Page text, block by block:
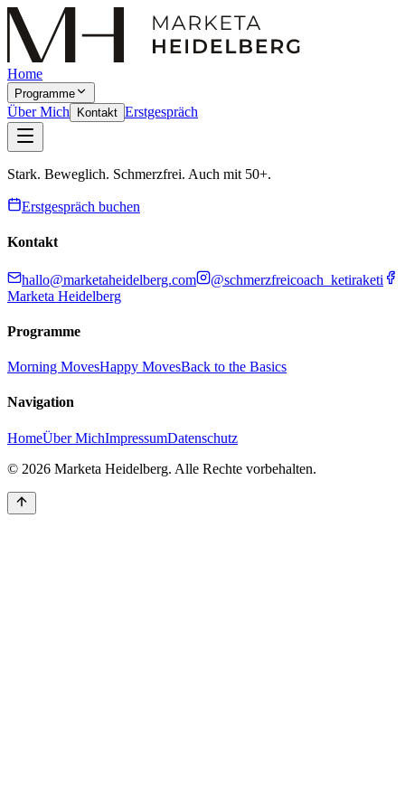
Home
Programme
Über Mich Kontakt Erstgespräch
Stark. Beweglich. Schmerzfrei. Auch mit 50+.
Erstgespräch buchen
Kontakt
hallo@marketaheidelberg.com
@schmerzfreicoach_ketiraketi
Marketa Heidelberg
Programme
Morning MovesHappy MovesBack to the Basics
Navigation
HomeÜber MichImpressumDatenschutz
© 2026 Marketa Heidelberg. Alle Rechte vorbehalten.